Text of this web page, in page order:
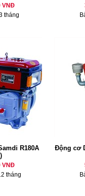
VNĐ
tháng
R180A
VNĐ
tháng
Động cơ